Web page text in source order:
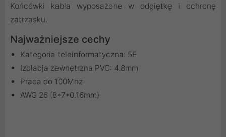
Końcówki kabla wyposażone w odgiętkę i ochronę
zatrzasku.
Najważniejsze cechy
Kategoria teleinformatyczna: 5E
Izolacja zewnętrzna PVC: 4.8mm
Praca do 100Mhz
AWG 26 (8*7*0.16mm)